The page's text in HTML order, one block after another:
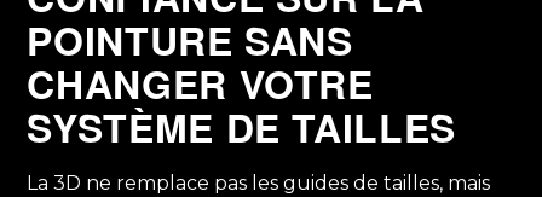
POINTURE SANS
CHANGER VOTRE
SYSTÈME DE TAILLES
La 3D ne remplace pas les guides de tailles, mais